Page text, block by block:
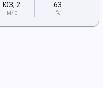
ЮЗ, 2
м/с
63
%